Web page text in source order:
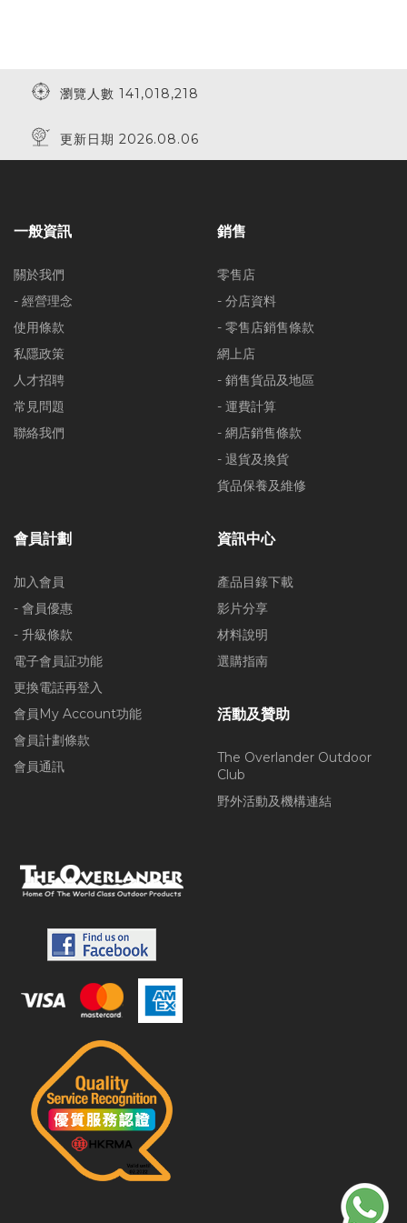
瀏覽人數 141,018,218
更新日期 2026.08.06
一般資訊
關於我們
- 經營理念
使用條款
私隱政策
人才招聘
常見問題
聯絡我們
銷售
零售店
- 分店資料
- 零售店銷售條款
網上店
- 銷售貨品及地區
- 運費計算
- 網店銷售條款
- 退貨及換貨
貨品保養及維修
會員計劃
加入會員
- 會員優惠
- 升級條款
電子會員証功能
更換電話再登入
會員My Account功能
會員計劃條款
會員通訊
資訊中心
產品目錄下載
影片分享
材料說明
選購指南
活動及贊助
The Overlander Outdoor
Club
野外活動及機構連結